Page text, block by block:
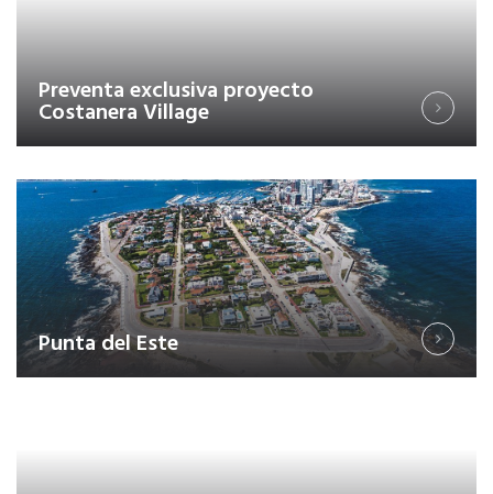
Preventa exclusiva proyecto
Costanera Village
Punta del Este